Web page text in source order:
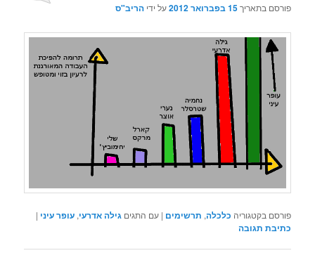
פורסם בתאריך15 בפברואר 2012 על ידיהריב"ס
פורסם בקטגוריה כלכלה, תרשימים |עם התגים גילה אדרעי,עופר עיני |
כתיבת תגובה